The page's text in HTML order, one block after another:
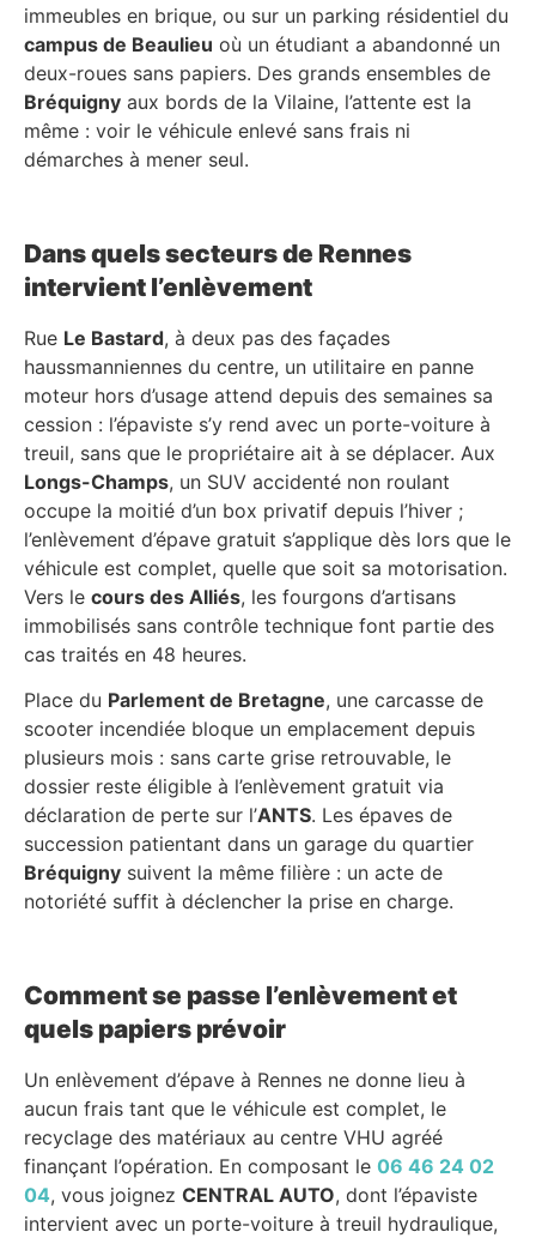
immeubles en brique, ou sur un parking résidentiel du
campus de Beaulieu où un étudiant a abandonné un
deux-roues sans papiers. Des grands ensembles de
Bréquigny aux bords de la Vilaine, l’attente est la
même : voir le véhicule enlevé sans frais ni
démarches à mener seul.
Dans quels secteurs de Rennes
intervient l’enlèvement
Rue Le Bastard, à deux pas des façades
haussmanniennes du centre, un utilitaire en panne
moteur hors d’usage attend depuis des semaines sa
cession : l’épaviste s’y rend avec un porte-voiture à
treuil, sans que le propriétaire ait à se déplacer. Aux
Longs-Champs, un SUV accidenté non roulant
occupe la moitié d’un box privatif depuis l’hiver ;
l’enlèvement d’épave gratuit s’applique dès lors que le
véhicule est complet, quelle que soit sa motorisation.
Vers le cours des Alliés, les fourgons d’artisans
immobilisés sans contrôle technique font partie des
cas traités en 48 heures.
Place du Parlement de Bretagne, une carcasse de
scooter incendiée bloque un emplacement depuis
plusieurs mois : sans carte grise retrouvable, le
dossier reste éligible à l’enlèvement gratuit via
déclaration de perte sur l’ANTS. Les épaves de
succession patientant dans un garage du quartier
Bréquigny suivent la même filière : un acte de
notoriété suffit à déclencher la prise en charge.
Comment se passe l’enlèvement et
quels papiers prévoir
Un enlèvement d’épave à Rennes ne donne lieu à
aucun frais tant que le véhicule est complet, le
recyclage des matériaux au centre VHU agréé
finançant l’opération. En composant le 06 46 24 02
04, vous joignez CENTRAL AUTO, dont l’épaviste
intervient avec un porte-voiture à treuil hydraulique,